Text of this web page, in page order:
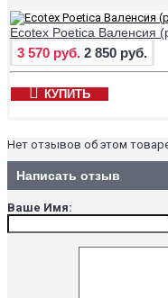
Ecotex Poetica Валенсия
3 570 руб. 2 850 руб.
КУПИТЬ
Нет отзывов об этом
Написать отзыв
Ваше Имя: